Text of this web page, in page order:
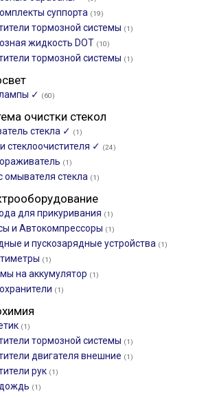
суппорта (19)
тормозной системы (1)
жидкость DOT (10)
тормозной системы (1)
✓ (60)
очистки стекол
стекла ✓ (1)
стеклоочистителя ✓ (24)
(1)
омывателя стекла (1)
для прикуривания (1)
и Автокомпрессоры (1)
и пускозарядные устройства (1)
(1)
на аккумулятор (1)
(1)
(1)
тормозной системы (1)
двигателя внешние (1)
рук (1)
(1)